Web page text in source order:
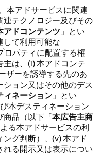
本アドサービスに関連
連テクノロジー及びその
アドコンテンツ 」とい
して利用可能な
ロパティに配置する権
は、(i) 本アドコンテ
ザーを誘導する先のあ
ョン又はその他のデス
ィネーション 」とい
本デスティネーション
商品（以下「本広告主商
る本アドサービスの利
グ判断）、(v) 本アド
れる開示又は表示につい